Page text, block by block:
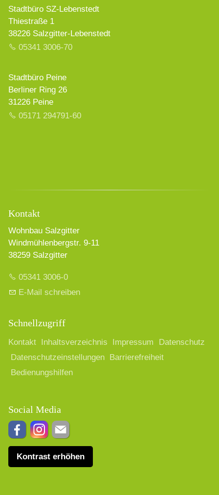
Stadtbüro SZ-Lebenstedt
Thiestraße 1
38226 Salzgitter-Lebenstedt
05341 3006-70
Stadtbüro Peine
Berliner Ring 26
31226 Peine
05171 294791-60
Kontakt
Wohnbau Salzgitter
Windmühlenbergstr. 9-11
38259 Salzgitter
05341 3006-0
E-Mail schreiben
Schnellzugriff
Kontakt Inhaltsverzeichnis Impressum
Datenschutz
Datenschutzeinstellungen Barrierefreiheit
Bedienungshilfen
Social Media
Kontrast erhöhen